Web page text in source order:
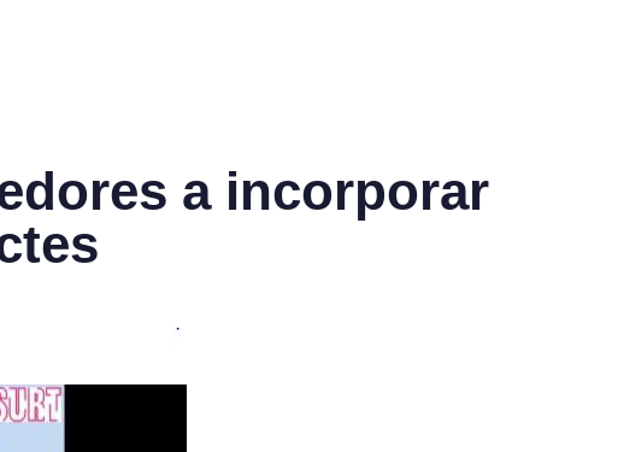
a incorporar